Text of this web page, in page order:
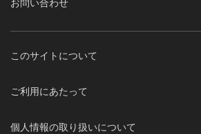
お問い合わせ
このサイトについて
ご利用にあたって
個人情報の取り扱いについて